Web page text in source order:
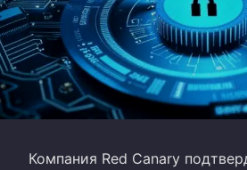
Компания Red Canary